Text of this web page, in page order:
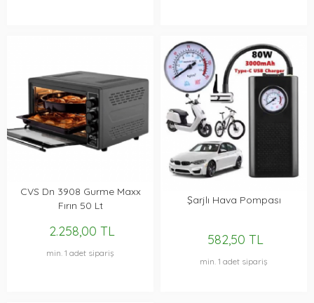
CVS Dn 3908 Gurme Maxx
Fırın 50 Lt
2.258,00 TL
min. 1 adet sipariş
Şarjlı Hava Pompası
582,50 TL
min. 1 adet sipariş